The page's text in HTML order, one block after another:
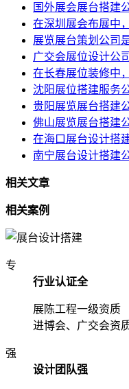
国外展会展台搭建
在深圳展会布展中
展览展台策划公司
广交会展位设计公
在长春展位装修中
沈阳展位搭建服务
贵阳展览展台搭建
佛山展览展台搭建
在海口展台设计搭
南宁展台设计搭建
相关文章
相关案例
专
行业认证全
展陈工程一级资质
进博会、广交会资
强
设计团队强